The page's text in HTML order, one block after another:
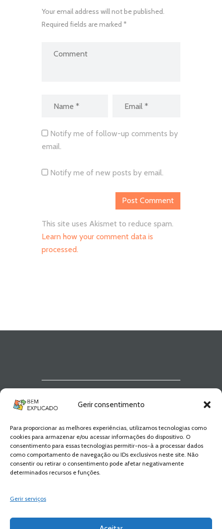
Gerir consentimento
Para proporcionar as melhores experiências, utilizamos tecnologias como
cookies para armazenar e/ou acessar informações do dispositivo. O
consentimento para essas tecnologias permitir-nos-à a processar dados
como comportamento de navegação ou IDs exclusivos neste site. Não
consentir ou retirar o consentimento pode afetar negativamente
determinados recursos e funções.
Gerir serviços
Your email address will not be published.
Required fields are marked *
Notify me of follow-up comments by
email.
Notify me of new posts by email.
This site uses Akismet to reduce spam.
Learn how your comment data is
processed.
Explicado
Fica a par de todas as novidades! Zero
Spam, apenas novidades e novos
conteúdos!